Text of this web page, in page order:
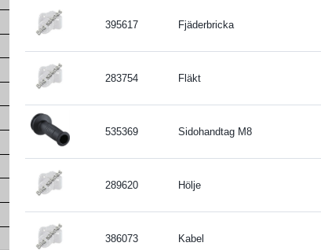
395617 Fjäderbricka
283754 Fläkt
535369 Sidohandtag M8
289620 Hölje
386073 Kabel